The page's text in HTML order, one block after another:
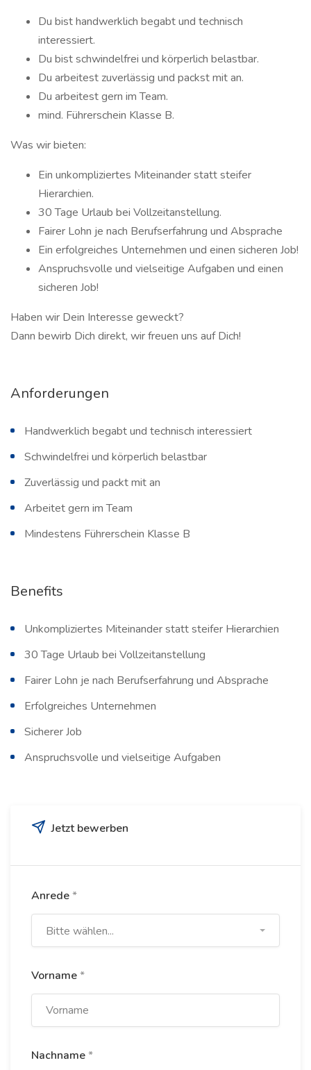
Du bist handwerklich begabt und technisch
interessiert.
Du bist schwindelfrei und körperlich belastbar.
Du arbeitest zuverlässig und packst mit an.
Du arbeitest gern im Team.
mind. Führerschein Klasse B.
Was wir bieten:
Ein unkompliziertes Miteinander statt steifer
Hierarchien.
30 Tage Urlaub bei Vollzeitanstellung.
Fairer Lohn je nach Berufserfahrung und Absprache
Ein erfolgreiches Unternehmen und einen sicheren Job!
Anspruchsvolle und vielseitige Aufgaben und einen
sicheren Job!
Haben wir Dein Interesse geweckt?
Dann bewirb Dich direkt, wir freuen uns auf Dich!
Anforderungen
Handwerklich begabt und technisch interessiert
Schwindelfrei und körperlich belastbar
Zuverlässig und packt mit an
Arbeitet gern im Team
Mindestens Führerschein Klasse B
Benefits
Unkompliziertes Miteinander statt steifer Hierarchien
30 Tage Urlaub bei Vollzeitanstellung
Fairer Lohn je nach Berufserfahrung und Absprache
Erfolgreiches Unternehmen
Sicherer Job
Anspruchsvolle und vielseitige Aufgaben
Jetzt bewerben
Anrede*
Bitte wählen...
Vorname*
Nachname*